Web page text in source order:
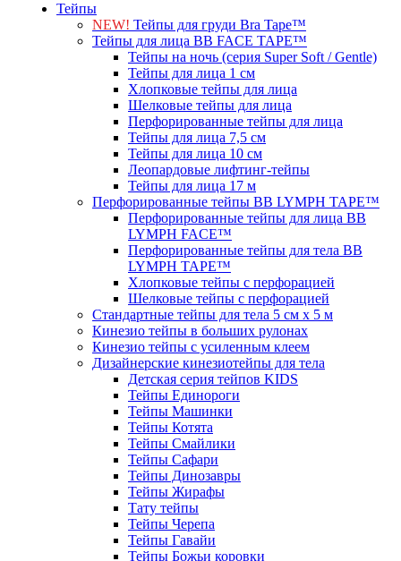
Тейпы
NEW! Тейпы для груди Bra Tape™
Тейпы для лица BB FACE TAPE™
Тейпы на ночь (серия Super Soft / Gentle)
Тейпы для лица 1 см
Хлопковые тейпы для лица
Шелковые тейпы для лица
Перфорированные тейпы для лица
Тейпы для лица 7,5 см
Тейпы для лица 10 см
Леопардовые лифтинг-тейпы
Тейпы для лица 17 м
Перфорированные тейпы BB LYMPH TAPE™
Перфорированные тейпы для лица BB
LYMPH FACE™
Перфорированные тейпы для тела BB
LYMPH TAPE™
Хлопковые тейпы с перфорацией
Шелковые тейпы с перфорацией
Стандартные тейпы для тела 5 см x 5 м
Кинезио тейпы в больших рулонах
Кинезио тейпы с усиленным клеем
Дизайнерские кинезиотейпы для тела
Детская серия тейпов KIDS
Тейпы Единороги
Тейпы Машинки
Тейпы Котята
Тейпы Смайлики
Тейпы Сафари
Тейпы Динозавры
Тейпы Жирафы
Тату тейпы
Тейпы Черепа
Тейпы Гавайи
Тейпы Божьи коровки